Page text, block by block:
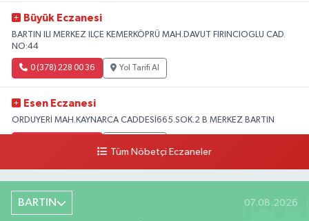
Büyük Eczanesi
BARTIN ILI MERKEZ ILÇE KEMERKÖPRÜ MAH.DAVUT FIRINCIOGLU CAD.
NO:44
0 (378) 228 00 36 Yol Tarifi Al
Esen Eczanesi
ORDUYERİ MAH.KAYNARCA CADDESİ665.SOK.2 B MERKEZ BARTIN
Şiremirçavuş Mahallesi, Kırıkçı Zeliha Ana Sokak No:20 8 Merkez Bartın
0 (378) 227 85 45
Tüm Nöbetçi Eczaneler
BARTIN 07.08.2026